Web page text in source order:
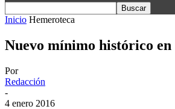
Inicio Hemeroteca
Nuevo mínimo histórico en
Por
Redacción
-
4 enero 2016